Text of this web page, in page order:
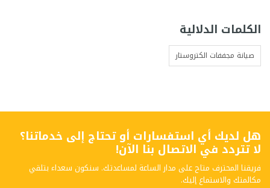
الكلمات الدلالية
صيانة مجففات الكتروستار
هل لديك أي استفسارات أو تحتاج إلى خدماتنا؟
لا تتردد في الاتصال بنا الآن!
فريقنا المحترف متاح على مدار الساعة لمساعدتك. سنكون سعداء بتلقي
مكالمتك والاستماع إليك.